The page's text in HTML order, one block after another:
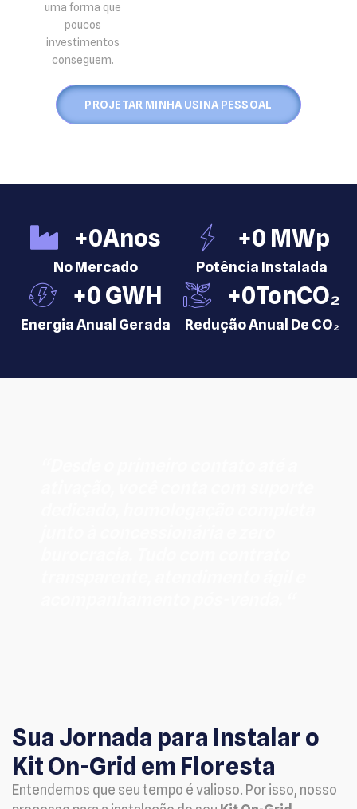
uma forma que
poucos
investimentos
conseguem.
PROJETAR MINHA USINA PESSOAL
+0Anos
No Mercado
+0 MWp
Potência Instalada
+0 GWH
Energia Anual Gerada
+0TonCO₂
Redução Anual De CO₂
Sua Jornada para Instalar o
Kit On-Grid em Floresta
Entendemos que seu tempo é valioso. Por isso, nosso